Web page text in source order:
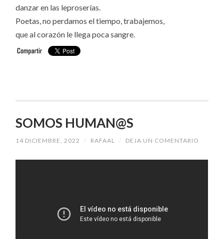
danzar en las leproserías.
Poetas, no perdamos el tiempo, trabajemos,
que al corazón le llega poca sangre.
SOMOS HUMAN@S
14 DICIEMBRE, 2022 / RAFAAL / DEJA UN COMENTARIO